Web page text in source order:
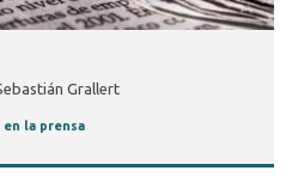
Grallert
en la prensa